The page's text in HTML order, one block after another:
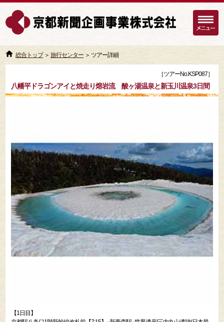
総合トップ＞旅行センター ＞ ツアー詳細
［ツアーNo.KSP087］
八幡平ドラゴンアイと焼走り熔岩流 酸ヶ湯温泉と新玉川温泉3日間
【1日目】